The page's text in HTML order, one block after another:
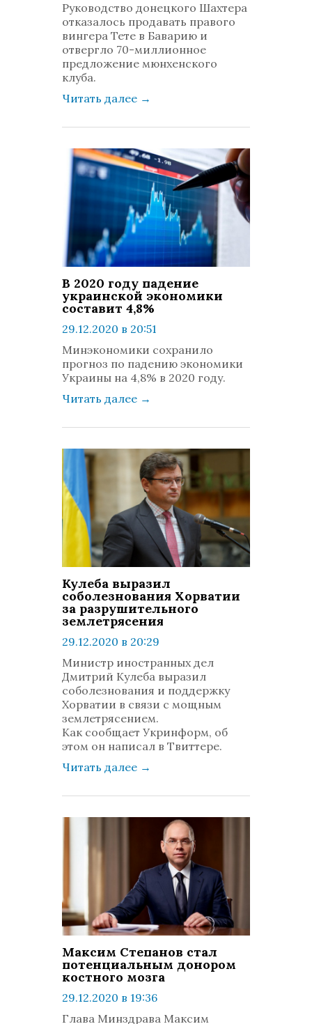
комментариев: 0
Руководство донецкого Шахтера
отказалось продавать правого
вингера Тете в Баварию и
отвергло 70-миллионное
предложение мюнхенского
клуба.
Читать далее →
В 2020 году падение
украинской экономики
составит 4,8%
29.12.2020 в 20:51
комментариев: 0
Минэкономики сохранило
прогноз по падению экономики
Украины на 4,8% в 2020 году.
Читать далее →
Кулеба выразил
соболезнования Хорватии
за разрушительного
землетрясения
29.12.2020 в 20:29
комментариев: 0
Министр иностранных дел
Дмитрий Кулеба выразил
соболезнования и поддержку
Хорватии в связи с мощным
землетрясением.
Как сообщает Укринформ, об
этом он написал в Твиттере.
Читать далее →
Максим Степанов стал
потенциальным донором
костного мозга
29.12.2020 в 19:36
просмотров: 780
Глава Минздрава Максим